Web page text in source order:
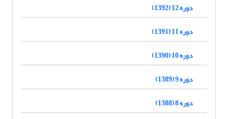
دوره 12 (1392)
دوره 11 (1391)
دوره 10 (1390)
دوره 9 (1389)
دوره 8 (1388)